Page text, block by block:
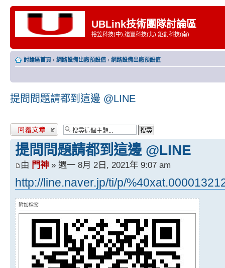
UBLink技術團隊討論區
裕笠科技(中),遠豐科技(北),鉅創科技(南)
討論區首頁 ‹ 網路設備出廠預設值 ‹ 網路設備出廠預設值
提問問題請都到這邊 @LINE
發表回覆
提問問題請都到這邊 @LINE
由 門神 » 週一 8月 2日, 2021年 9:07 am
http://line.naver.jp/ti/p/
附加檔案